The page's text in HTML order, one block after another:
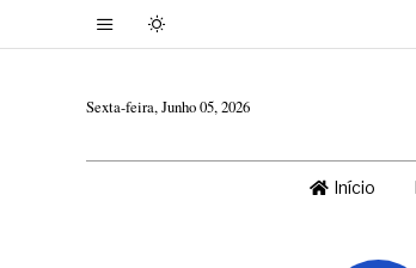
Sexta-feira, Junho 05, 2026
Início